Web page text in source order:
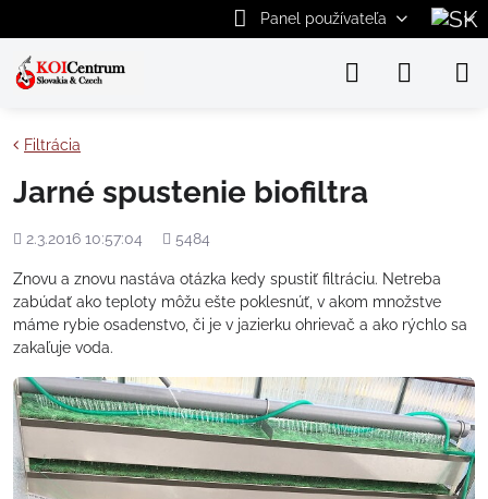
Panel používateľa
Filtrácia
Jarné spustenie biofiltra
Pridané
2.3.2016 10:57:04
Počet
5484
Znovu a znovu nastáva otázka kedy spustiť filtráciu. Netreba
zabúdať ako teploty môžu ešte poklesnúť, v akom množstve
máme rybie osadenstvo, či je v jazierku ohrievač a ako rýchlo sa
zakaľuje voda.